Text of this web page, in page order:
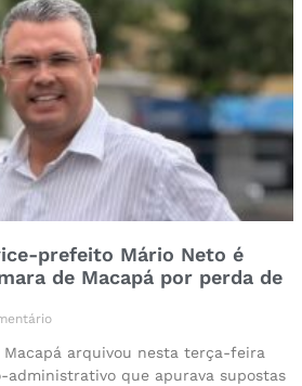
prefeito Mário Neto é
de Macapá por perda de
Macapá arquivou nesta terça-feira
administrativo que apurava supostas